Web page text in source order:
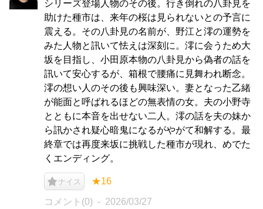
シリーズ登場人物のその後。行き倒れの八卦見を
助けた種市は、来年の桜は見られないとの予言に
震える。その八卦見の名前が、野江と澪の運勢を
みた人物と訊いて怯えは深刻に。澪に会うため大
坂を目指し、小田原本物の八卦見から偽者の話を
訊いて安心するが、箱根で腰痛に見舞われ断念。
澪の想い人のその後も興味深い。妻となった乙緒
が能面と呼ばれるほどの無表情の女。夫の小野寺
とともに本音を出せない二人。澪の話を夫の妹か
ら訊かされ疑心暗鬼になるがやがて和解する。最
終章では再度来坂に挑戦した種市が現れ、めでた
くエンディング。
ナイス ★16
コメント(0) 2026/03/27